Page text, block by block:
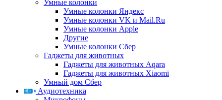
Умные колонки
Умные колонки Яндекс
Умные колонки VK и Mail.Ru
Умные колонки Apple
Другие
Умные колонки Сбер
Гаджеты для животных
Гаджеты для животных Aqara
Гаджеты для животных Xiaomi
Умный дом Сбер
Аудиотехника